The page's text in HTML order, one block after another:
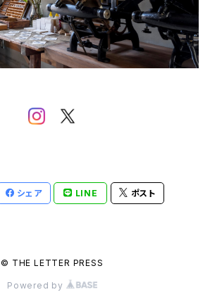
シェア LINE ポスト
© THE LETTER PRESS
Powered by